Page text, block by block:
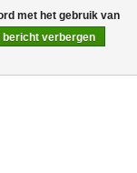
0 Artikelen - €0,00
met het gebruik van
bericht verbergen